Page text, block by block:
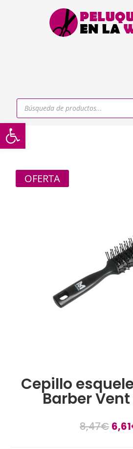
Abrir barra de herramientas
Búsqueda
productos
OFERTA
Cepillo
Barber
8,47€ El
6,61